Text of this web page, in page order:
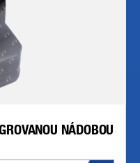
NÁDOBOU